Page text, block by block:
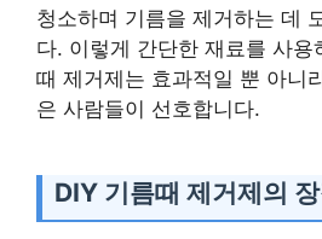
청소하며 기름을 제거하는 데
다. 이렇게 간단한 재료를 사용
때 제거제는 효과적일 뿐 아니
은 사람들이 선호합니다.
DIY 기름때 제거제의